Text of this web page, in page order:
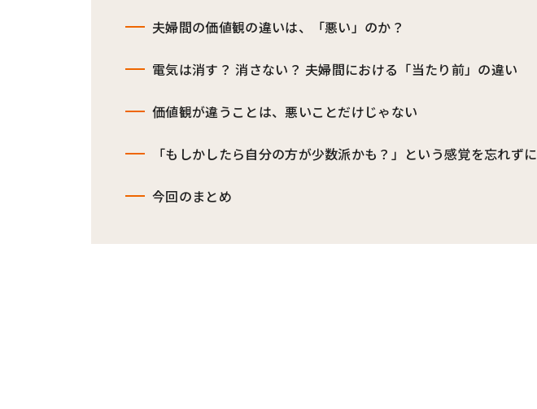
夫婦間の価値観の違いは、「悪い」のか？
電気は消す？ 消さない？ 夫婦間における「当たり前」の違い
価値観が違うことは、悪いことだけじゃない
「もしかしたら自分の方が少数派かも？」という感覚を忘れずに
今回のまとめ